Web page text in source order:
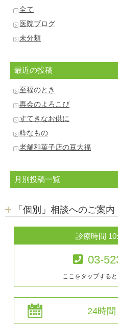
全て
医院ブログ
未分類
最近の投稿
至福のとき
再会のよろこび
すてきなお供に
粋なもの
老舗和菓子店の豆大福
月別投稿一覧
「個別」相談へのご案内
診療時間
03-
ここをタップする
24時